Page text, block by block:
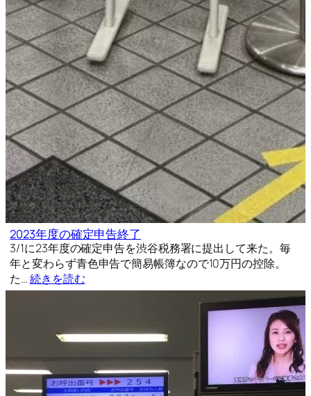
2023年度の確定申告終了
3/1に23年度の確定申告を渋谷税務署に提出して来た。毎
年と変わらず青色申告で簡易帳簿なので10万円の控除。
た…続きを読む